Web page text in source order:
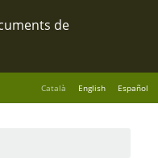
Català English Español